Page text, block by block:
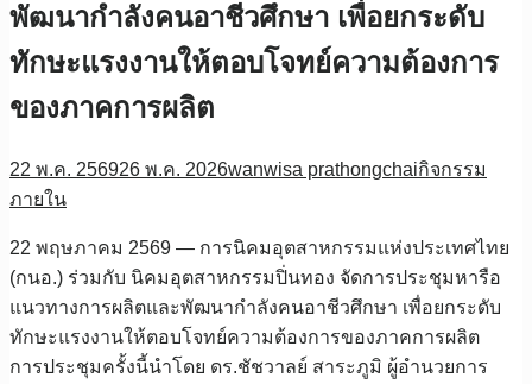
พัฒนากำลังคนอาชีวศึกษา เพื่อยกระดับ
ทักษะแรงงานให้ตอบโจทย์ความต้องการ
ของภาคการผลิต
22 พ.ค. 256926 พ.ค. 2026wanwisa prathongchaiกิจกรรม
ภายใน
22 พฤษภาคม 2569 — การนิคมอุตสาหกรรมแห่งประเทศไทย
(กนอ.) ร่วมกับ นิคมอุตสาหกรรมปิ่นทอง จัดการประชุมหารือ
แนวทางการผลิตและพัฒนากำลังคนอาชีวศึกษา เพื่อยกระดับ
ทักษะแรงงานให้ตอบโจทย์ความต้องการของภาคการผลิต
การประชุมครั้งนี้นำโดย ดร.ชัชวาลย์ สาระภูมิ ผู้อำนวยการ